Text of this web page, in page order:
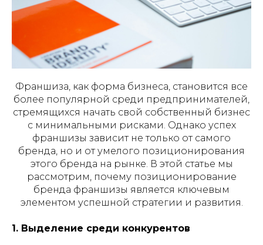
Франшиза, как форма бизнеса, становится все
более популярной среди предпринимателей,
стремящихся начать свой собственный бизнес
с минимальными рисками. Однако успех
франшизы зависит не только от самого
бренда, но и от умелого позиционирования
этого бренда на рынке. В этой статье мы
рассмотрим, почему позиционирование
бренда франшизы является ключевым
элементом успешной стратегии и развития.
1. Выделение среди конкурентов